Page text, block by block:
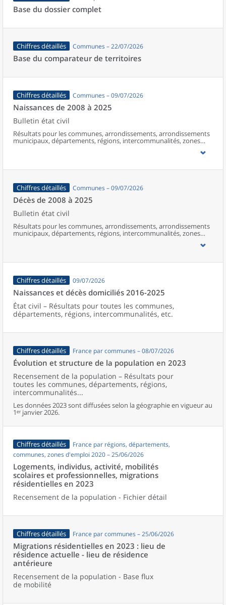
Base du dossier complet
Chiffres détaillés Communes – 22/07/2026
Base du comparateur de territoires
Chiffres détaillés Communes – 09/07/2026
Naissances de 2008 à 2025
Bulletin état civil
Résultats pour les communes, arrondissements, arrondissements
municipaux, départements, régions, intercommunalités, zones
d’emploi, bassins de vie, unités urbaines et aires d’attraction des
Chiffres détaillés Communes – 09/07/2026
Décès de 2008 à 2025
Bulletin état civil
Résultats pour les communes, arrondissements, arrondissements
municipaux, départements, régions, intercommunalités, zones
d’emploi, bassins de vie, unités urbaines et aires d’attraction des
Chiffres détaillés 09/07/2026
Naissances et décès domiciliés 2016-2025
État civil – Résultats pour toutes les communes,
départements, régions, intercommunalités, etc.
Chiffres détaillés France par communes – 08/07/2026
Évolution et structure de la population en 2023
Recensement de la population – Résultats pour
toutes les communes, départements, régions,
intercommunalités...
Les données 2023 sont diffusées selon la géographie en vigueur au
1ᵉʳ janvier 2026.
Chiffres détaillés
France par régions, départements,
communes, zones d'emploi 2020 – 25/06/2026
Logements, individus, activité, mobilités
scolaires et professionnelles, migrations
résidentielles en 2023
Recensement de la population - Fichier détail
Chiffres détaillés France par communes – 25/06/2026
Migrations résidentielles en 2023 : lieu de
résidence actuelle - lieu de résidence
antérieure
Recensement de la population - Base flux
de mobilité